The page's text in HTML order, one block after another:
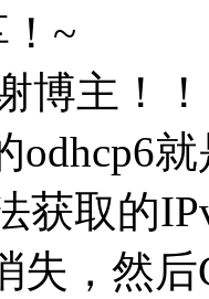
~
博主！
odhcp6
获取的
失，然